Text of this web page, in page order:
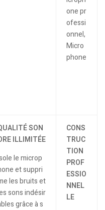
SON
ILLIMITÉE
le microp
et suppri
les bruits et
sons indésir
grâce à s
CONS
TRUC
TION
PROF
ESSIO
NNEL
LE